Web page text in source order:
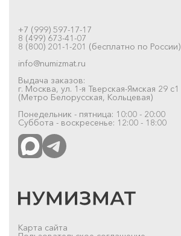
+7 (999) 597-17-17
8 (499) 673-41-07
8 (800) 201-1-201 (бесплатно по России)
info@numizmat.ru
Выдача заказов:
г. Москва, ул. 1-я Тверская-Ямская 29 с1
(Метро Белорусская, Кольцевая)
Понедельник - пятница: 10:00 - 20:00
Суббота - воскресенье: 12:00 - 18:00
Карта сайта